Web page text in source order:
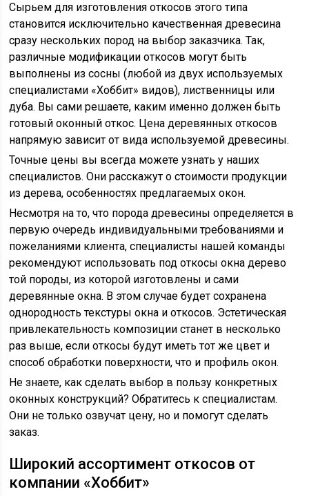
Сырьем для изготовления откосов этого типа
становится исключительно качественная древесина
сразу нескольких пород на выбор заказчика. Так,
различные модификации откосов могут быть
выполнены из сосны (любой из двух используемых
специалистами «Хоббит» видов), лиственницы или
дуба. Вы сами решаете, каким именно должен быть
готовый оконный откос. Цена деревянных откосов
напрямую зависит от вида используемой древесины.
Точные цены вы всегда можете узнать у наших
специалистов. Они расскажут о стоимости продукции
из дерева, особенностях предлагаемых окон.
Несмотря на то, что порода древесины определяется в
первую очередь индивидуальными требованиями и
пожеланиями клиента, специалисты нашей команды
рекомендуют использовать под откосы окна дерево
той породы, из которой изготовлены и сами
деревянные окна. В этом случае будет сохранена
однородность текстуры окна и откосов. Эстетическая
привлекательность композиции станет в несколько
раз выше, если откосы будут иметь тот же цвет и
способ обработки поверхности, что и профиль окон.
Не знаете, как сделать выбор в пользу конкретных
оконных конструкций? Обратитесь к специалистам.
Они не только озвучат цену, но и помогут сделать
заказ.
Широкий ассортимент откосов от
компании «Хоббит»